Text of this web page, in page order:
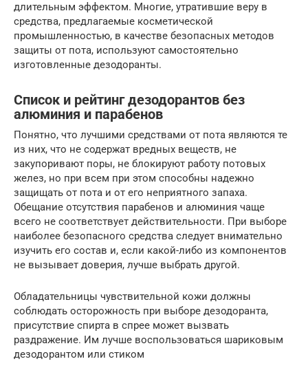
длительным эффектом. Многие, утратившие веру в
средства, предлагаемые косметической
промышленностью, в качестве безопасных методов
защиты от пота, используют самостоятельно
изготовленные дезодоранты.
Список и рейтинг дезодорантов без
алюминия и парабенов
Понятно, что лучшими средствами от пота являются те
из них, что не содержат вредных веществ, не
закупоривают поры, не блокируют работу потовых
желез, но при всем при этом способны надежно
защищать от пота и от его неприятного запаха.
Обещание отсутствия парабенов и алюминия чаще
всего не соответствует действительности. При выборе
наиболее безопасного средства следует внимательно
изучить его состав и, если какой-либо из компонентов
не вызывает доверия, лучше выбрать другой.
Обладательницы чувствительной кожи должны
соблюдать осторожность при выборе дезодоранта,
присутствие спирта в спрее может вызвать
раздражение. Им лучше воспользоваться шариковым
дезодорантом или стиком